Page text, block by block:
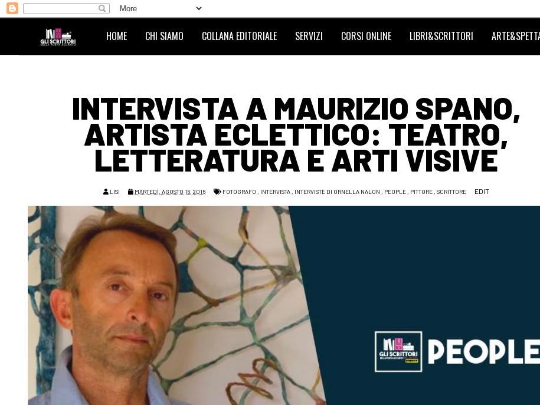
HOME CHI SIAMO COLLANA EDITORIALE SERVIZI CORSI ONLINE LIBRI&SCRITTORI
INTERVISTA A MAURIZIO SPANO,
ARTISTA ECLETTICO: TEATRO,
LETTERATURA E ARTI VISIVE
LISI MARTEDÌ, AGOSTO 16, 2016 FOTOGRAFO , INTERVISTA , INTERVISTE DI ORNELLA NALON , PEOPLE , PITTORE ,SCRITTORE EDIT